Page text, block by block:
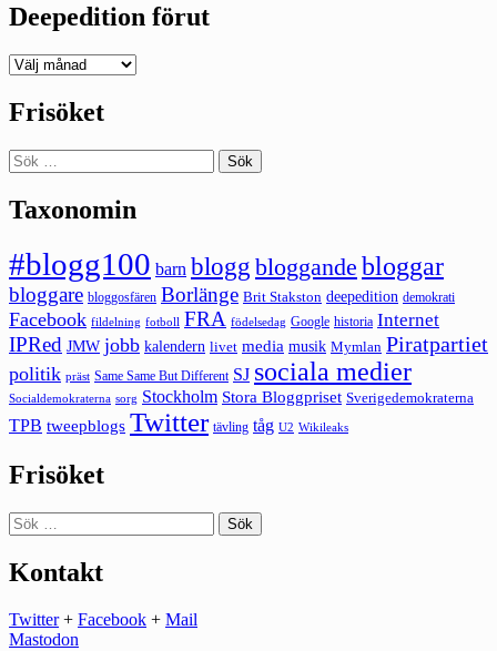
Deepedition förut
Deepedition
Frisöket
Sök
efter:
Taxonomin
#blogg100 barn blogg bloggande bloggar
bloggare bloggosfären Borlänge Brit Stakston deepedition demokrati
Facebook fildelning fotboll FRA födelsedag Google historia Internet
IPRed JMW jobb kalendern livet media musik Mymlan Piratpartiet
politik präst Same Same But Different SJ sociala medier
Socialdemokraterna sorg Stockholm Stora Bloggpriset Sverigedemokraterna
TPB tweepblogs Twitter tävling tåg U2 Wikileaks
Frisöket
Sök
efter:
Kontakt
Twitter+ Facebook + Mail
Mastodon